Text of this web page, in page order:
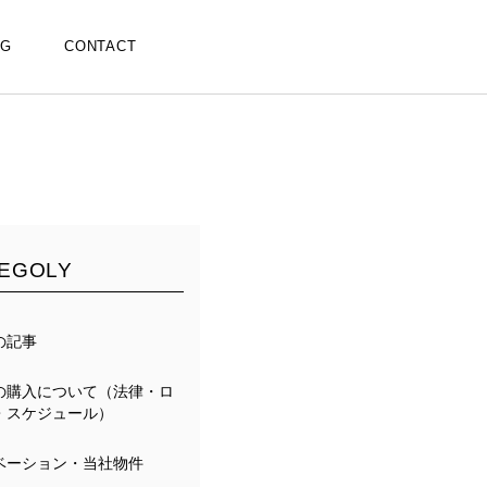
CONTACT
記事
購入について（法律・ロ
スケジュール）
ーション・当社物件